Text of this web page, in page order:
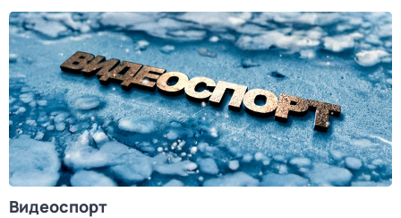
Видеоспорт